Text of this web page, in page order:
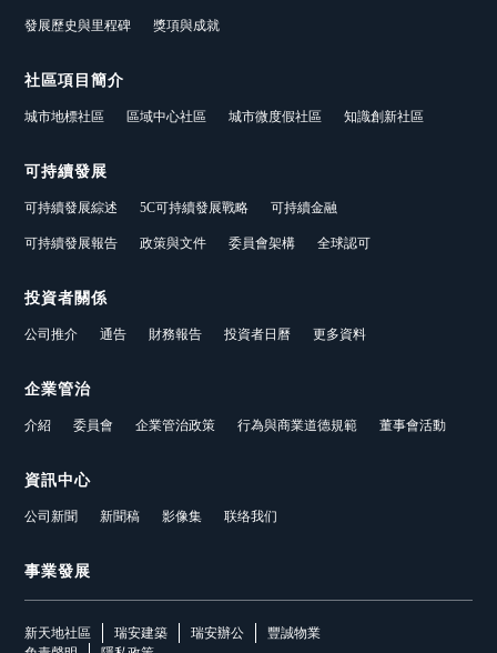
發展歷史與里程碑 獎項與成就
社區項目簡介
城市地標社區 區域中心社區 城市微度假社區 知識創新社區
可持續發展
可持續發展綜述 5C可持續發展戰略 可持續金融
可持續發展報告 政策與文件 委員會架構 全球認可
投資者關係
公司推介 通告 財務報告 投資者日曆 更多資料
企業管治
介紹 委員會 企業管治政策 行為與商業道德規範 董事會活動
資訊中心
公司新聞 新聞稿 影像集 联络我们
事業發展
新天地社區 瑞安建築 瑞安辦公
豐誠物業